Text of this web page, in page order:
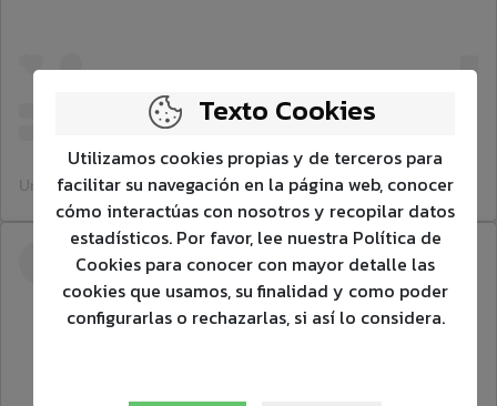
Texto Cookies
Utilizamos cookies propias y de terceros para
facilitar su navegación en la página web, conocer
cómo interactúas con nosotros y recopilar datos
estadísticos. Por favor, lee nuestra Política de
Cookies para conocer con mayor detalle las
cookies que usamos, su finalidad y como poder
configurarlas o rechazarlas, si así lo considera.